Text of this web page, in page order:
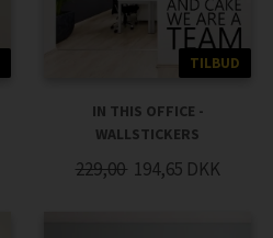
TILBUD
IN THIS OFFICE -
WALLSTICKERS
229,00 194,65 DKK